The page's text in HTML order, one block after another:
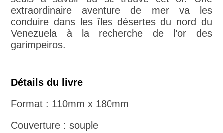
extraordinaire aventure de mer va les
conduire dans les îles désertes du nord du
Venezuela à la recherche de l’or des
garimpeiros.
Détails du livre
Format : 110mm x 180mm
Couverture : souple